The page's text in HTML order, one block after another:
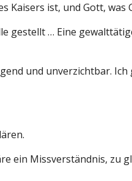
Kaisers ist, und Gott, was
gestellt … Eine
und unverzichtbar. Ich
ein Missverständnis, zu